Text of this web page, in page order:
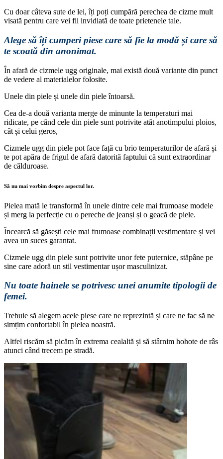
Cu doar câteva sute de lei, îți poți cumpără perechea de cizme mult
visată pentru care vei fii invidiată de toate prietenele tale.
Alege să îți cumperi piese care să fie la modă și care să
te scoată din anonimat.
În afară de cizmele ugg originale, mai există două variante din punct
de vedere al materialelor folosite.
Unele din piele și unele din piele întoarsă.
Cea de-a două varianta merge de minunte la temperaturi mai
ridicate, pe când cele din piele sunt potrivite atât anotimpului ploios,
cât și celui geros,
Cizmele ugg din piele pot face față cu brio temperaturilor de afară și
te pot apăra de frigul de afară datorită faptului că sunt extraordinar
de călduroase.
Să nu mai vorbim despre aspectul lor.
Pielea mată le transformă în unele dintre cele mai frumoase modele
și merg la perfecție cu o pereche de jeanși și o geacă de piele.
Încearcă să găsești cele mai frumoase combinații vestimentare și vei
avea un suces garantat.
Cizmele ugg din piele sunt potrivite unor fete puternice, stăpâne pe
sine care adoră un stil vestimentar ușor masculinizat.
Nu toate hainele se potrivesc unei anumite tipologii de
femei.
Trebuie să alegem acele piese care ne reprezintă și care ne fac să ne
simțim confortabil în pielea noastră.
Altfel riscăm să picăm în extrema cealaltă și să stârnim hohote de râs
atunci când trecem pe stradă.